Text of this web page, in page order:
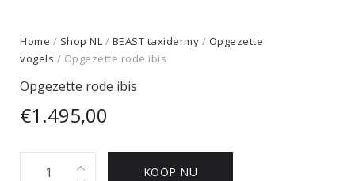
Home / Shop NL / BEAST taxidermy / Opgezette
vogels / Opgezette rode ibis
Opgezette rode ibis
€1.495,00
Opgezette
KOOP NU